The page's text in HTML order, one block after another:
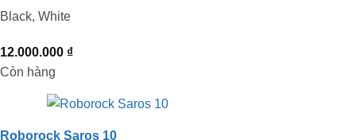
Black, White
12.000.000 ₫
Còn hàng
Roborock Saros 10